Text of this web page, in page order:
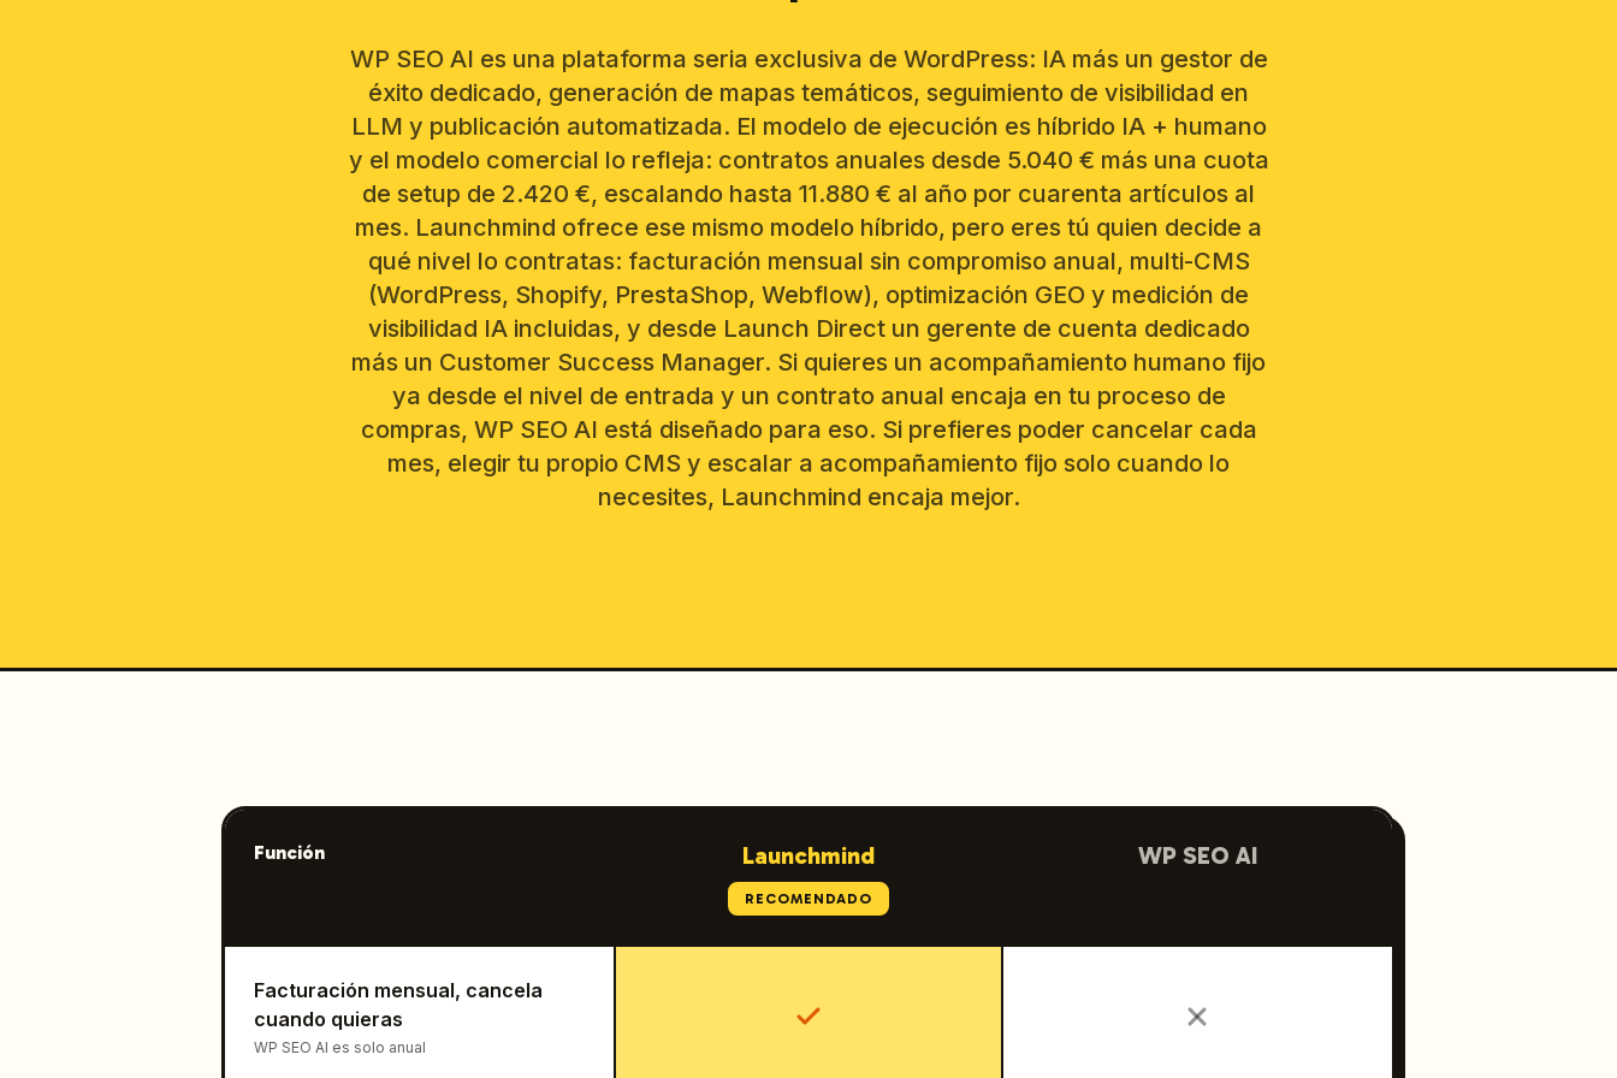
WP SEO AI es una plataforma seria exclusiva de WordPress: IA más un gestor de
éxito dedicado, generación de mapas temáticos, seguimiento de visibilidad en
LLM y publicación automatizada. El modelo de ejecución es híbrido IA + humano
y el modelo comercial lo refleja: contratos anuales desde 5.040 € más una cuota
de setup de 2.420 €, escalando hasta 11.880 € al año por cuarenta artículos al
mes. Launchmind ofrece ese mismo modelo híbrido, pero eres tú quien decide a
qué nivel lo contratas: facturación mensual sin compromiso anual, multi-CMS
(WordPress, Shopify, PrestaShop, Webflow), optimización GEO y medición de
visibilidad IA incluidas, y desde Launch Direct un gerente de cuenta dedicado
más un Customer Success Manager. Si quieres un acompañamiento humano fijo
ya desde el nivel de entrada y un contrato anual encaja en tu proceso de
compras, WP SEO AI está diseñado para eso. Si prefieres poder cancelar cada
mes, elegir tu propio CMS y escalar a acompañamiento fijo solo cuando lo
necesites, Launchmind encaja mejor.
Función Launchmind
RECOMENDADO
WP SEO AI
Facturación mensual, cancela
cuando quieras
WP SEO AI es solo anual